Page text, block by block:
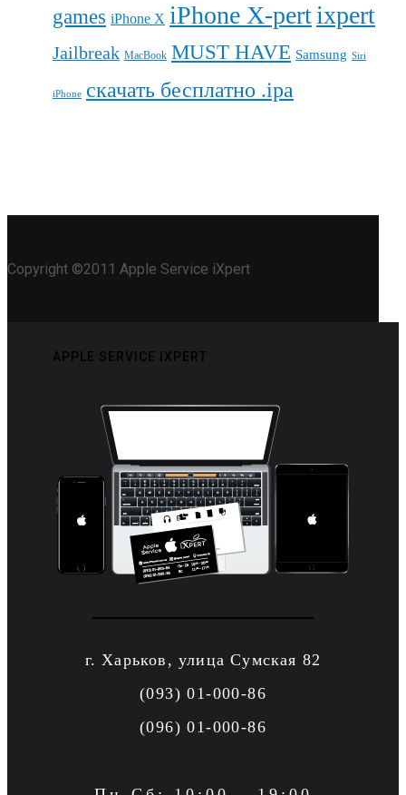
games iPhone X iPhone X-pertixpert
Jailbreak MacBook MUST HAVE Samsung Siri
iPhone скачать бесплатно .ipa
Copyright ©2011 Apple Service iXpert
APPLE SERVICE IXPERT
г. Харьков, улица Сумская 82
(093) 01-000-86
(096) 01-000-86